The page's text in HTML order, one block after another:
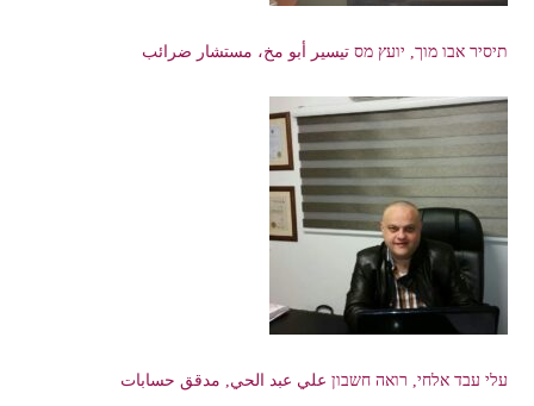
תיסיר אבו מוך, יועץ מס تيسير أبو مخ، مستشار ضرائب
עלי עבד אלחי, רואה חשבון علي عبد الحي, مدقق حسابات